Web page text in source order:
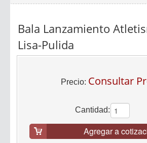
Bala Lanzamiento
Lisa-Pulida
Precio: Consultar
Cantidad:
Agregar a